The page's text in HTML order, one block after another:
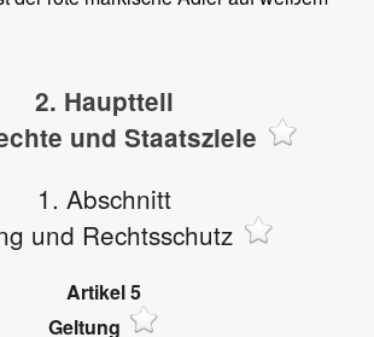
2. Hauptteil
und Staatsziele
1. Abschnitt
und Rechtsschutz
Artikel 5
Geltung